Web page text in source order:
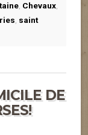
Chevaux
saint
DE